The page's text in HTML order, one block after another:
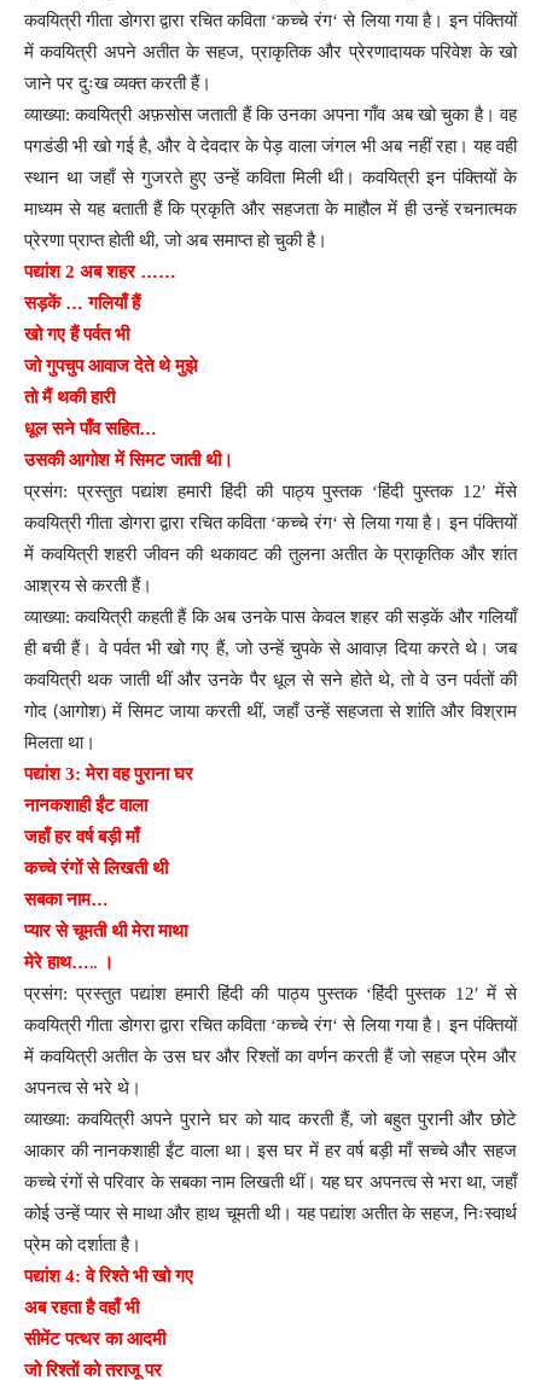
कवयित्री गीता डोगरा द्वारा रचित कविता‘कच्चे रंग‘से लिया गया है। इन पंक्तियों
में कवयित्री अपने अतीत के सहज,प्राकृतिक और प्रेरणादायक परिवेश के खो
जाने पर दुःख व्यक्त करती हैं।
व्याख्या: कवयित्री अफ़सोस जताती हैं कि उनका अपना गाँव अब खो चुका है। वह
पगडंडी भी खो गई है,और वे देवदार के पेड़ वाला जंगल भी अब नहीं रहा। यह वही
स्थान था जहाँ से गुजरते हुए उन्हें कविता मिली थी। कवयित्री इन पंक्तियों के
माध्यम से यह बताती हैं कि प्रकृति और सहजता के माहौल में ही उन्हें रचनात्मक
प्रेरणा प्राप्त होती थी,जो अब समाप्त हो चुकी है।
पद्यांश 2 अब शहर……
सड़कें…गलियाँ हैं
खो गए हैं पर्वत भी
जो गुपचुप आवाज देते थे मुझे
तो मैं थकी हारी
धूल सने पाँव सहित…
उसकी आगोश में सिमट जाती थी।
प्रसंग: प्रस्तुत पद्यांश हमारी हिंदी की पाठ्य पुस्तक ‘हिंदी पुस्तक 12′मेंसे
कवयित्री गीता डोगरा द्वारा रचित कविता‘कच्चे रंग‘से लिया गया है। इन पंक्तियों
में कवयित्री शहरी जीवन की थकावट की तुलना अतीत के प्राकृतिक और शांत
आश्रय से करती हैं।
व्याख्या: कवयित्री कहती हैं कि अब उनके पास केवल शहर की सड़कें और गलियाँ
ही बची हैं। वे पर्वत भी खो गए हैं,जो उन्हें चुपके से आवाज़ दिया करते थे । जब
कवयित्री थक जाती थीं और उनके पैर धूल से सने होते थे,तो वे उन पर्वतों की
गोद (आगोश)में सिमट जाया करती थीं,जहाँ उन्हें सहजता से शांति और विश्राम
मिलता था।
पद्यांश 3:मेरा वह पुराना घर
नानकशाही ईंट वाला
जहाँ हर वर्ष बड़ी माँ
कच्चे रंगों से लिखती थी
सबका नाम…
प्यार से चूमती थी मेरा माथा
मेरे हाथ….. ।
प्रसंग: प्रस्तुत पद्यांश हमारी हिंदी की पाठ्य पुस्तक ‘हिंदी पुस्तक 12′मेंसे
कवयित्री गीता डोगरा द्वारा रचित कविता‘कच्चे रंग‘से लिया गया है। इन पंक्तियों
में कवयित्री अतीत के उस घर और रिश्तों का वर्णन करती हैं जो सहज प्रेम और
अपनत्व से भरे थे ।
व्याख्या: कवयित्री अपने पुराने घर को याद करती हैं,जो बहुत पुरानी और छोटे
आकार की नानकशाही ईंट वाला था। इस घर में हर वर्ष बड़ी माँ सच्चे और सहज
कच्चे रंगों से परिवार के सबका नाम लिखती थीं।यह घर अपनत्व से भरा था,जहाँ
कोई उन्हें प्यार से माथा और हाथ चूमती थी। यह पद्यांश अतीत के सहज,निःस्वार्थ
प्रेम को दर्शाता है।
पद्यांश 4:वे रिश्ते भी खो गए
अब रहता है वहाँ भी
सीमेंट पत्थर का आदमी
जो रिश्तों को तराजू पर